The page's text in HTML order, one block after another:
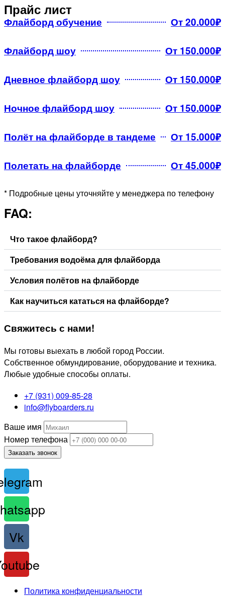
Прайс лист
Флайборд обучение От 20.000₽
Флайборд шоу От 150.000₽
Дневное флайборд шоу От 150.000₽
Ночное флайборд шоу От 150.000₽
Полёт на флайборде в тандеме От 15.000₽
Полетать на флайборде От 45.000₽
* Подробные цены уточняйте у менеджера по телефону
FAQ:
Что такое флайборд?
Требования водоёма для флайборда
Условия полётов на флайборде
Как научиться кататься на флайборде?
Свяжитесь с нами!
Мы готовы выехать в любой город России.
Собственное обмундирование, оборудование и техника.
Любые удобные способы оплаты.
+7 (931) 009-85-28
info@flyboarders.ru
Ваше имя
Номер телефона
Заказать звонок
Vk
Политика конфиденциальности